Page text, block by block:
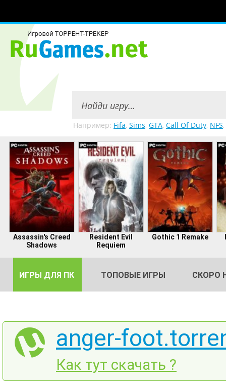
Например: Fifa, Sims, GTA, Call Of Duty, NFS,
Assassin's Creed
Shadows
Resident Evil
Requiem
Gothic 1 Remake
ИГРЫ ДЛЯ ПК ТОПОВЫЕ ИГРЫ СКОРО
anger-
Как тут скачать ?